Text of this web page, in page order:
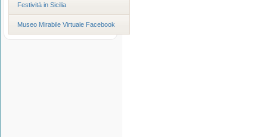
Festività in Sicilia
Museo Mirabile Virtuale Facebook